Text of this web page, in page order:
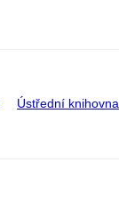
Ústřední knihovna